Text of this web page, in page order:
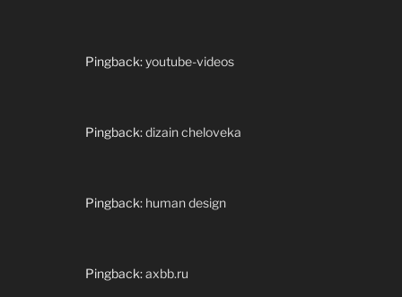
Pingback:youtube-videos
Pingback:dizain cheloveka
Pingback: human design
Pingback:axbb.ru